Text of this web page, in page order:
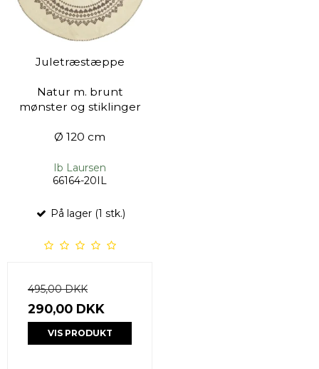
Juletræstæppe
Natur m. brunt
mønster og stiklinger
Ø 120 cm
Ib Laursen
66164-20IL
På lager (1 stk.)
495,00 DKK
290,00 DKK
VIS PRODUKT